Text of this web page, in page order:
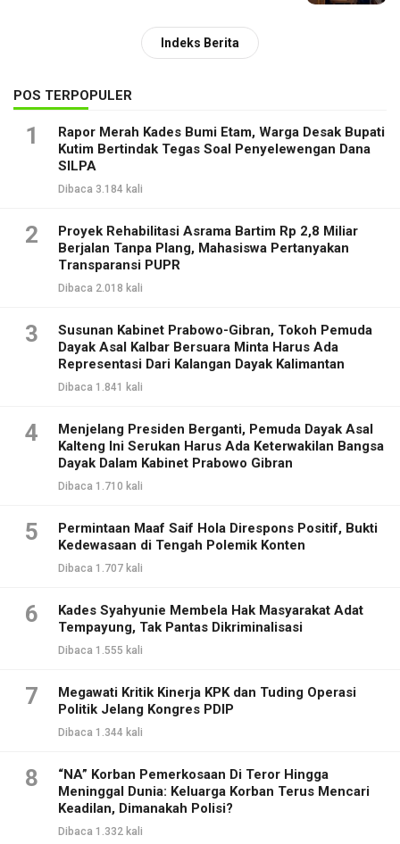
Indeks Berita
POS TERPOPULER
1
Rapor Merah Kades Bumi Etam, Warga Desak Bupati
Kutim Bertindak Tegas Soal Penyelewengan Dana
SILPA
Dibaca 3.184 kali
2
Proyek Rehabilitasi Asrama Bartim Rp 2,8 Miliar
Berjalan Tanpa Plang, Mahasiswa Pertanyakan
Transparansi PUPR
Dibaca 2.018 kali
3
Susunan Kabinet Prabowo-Gibran, Tokoh Pemuda
Dayak Asal Kalbar Bersuara Minta Harus Ada
Representasi Dari Kalangan Dayak Kalimantan
Dibaca 1.841 kali
4
Menjelang Presiden Berganti, Pemuda Dayak Asal
Kalteng Ini Serukan Harus Ada Keterwakilan Bangsa
Dayak Dalam Kabinet Prabowo Gibran
Dibaca 1.710 kali
5
Permintaan Maaf Saif Hola Direspons Positif, Bukti
Kedewasaan di Tengah Polemik Konten
Dibaca 1.707 kali
6
Kades Syahyunie Membela Hak Masyarakat Adat
Tempayung, Tak Pantas Dikriminalisasi
Dibaca 1.555 kali
7
Megawati Kritik Kinerja KPK dan Tuding Operasi
Politik Jelang Kongres PDIP
Dibaca 1.344 kali
8
“NA” Korban Pemerkosaan Di Teror Hingga
Meninggal Dunia: Keluarga Korban Terus Mencari
Keadilan, Dimanakah Polisi?
Dibaca 1.332 kali